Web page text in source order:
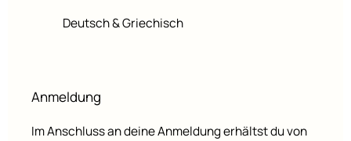
Deutsch & Griechisch
Anmeldung
Im Anschluss an deine Anmeldung erhältst du von